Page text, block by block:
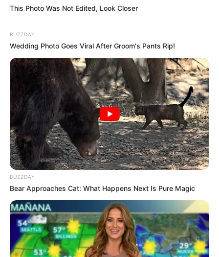
(foto: instagram/citraciki)
3. Tetap menekuni dunia seni peran meski sudah menikah
This Photo Was Not Edited, Look Closer
BUZZDAY
Wedding Photo Goes Viral After Groom's Pants Rip!
BUZZDAY
Bear Approaches Cat: What Happens Next Is Pure Magic